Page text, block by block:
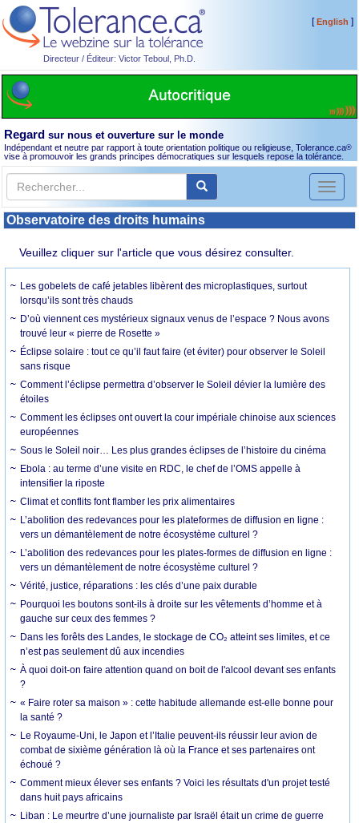
Directeur / Éditeur: Victor Teboul, Ph.D.
[English ]
Regard sur nous et ouverture sur le monde
Indépendant et neutre par rapport à toute orientation politique ou religieuse, Tolerance.ca®
vise à promouvoir les grands principes démocratiques sur lesquels repose la tolérance.
Toggle
Observatoire des droits humains
Veuillez cliquer sur l'article que vous désirez consulter.
Les gobelets de café jetables libèrent des microplastiques, surtout
lorsqu’ils sont très chauds
D’où viennent ces mystérieux signaux venus de l’espace ? Nous avons
trouvé leur « pierre de Rosette »
Éclipse solaire : tout ce qu’il faut faire (et éviter) pour observer le Soleil
sans risque
Comment l’éclipse permettra d’observer le Soleil dévier la lumière des
étoiles
Comment les éclipses ont ouvert la cour impériale chinoise aux sciences
européennes
Sous le Soleil noir… Les plus grandes éclipses de l’histoire du cinéma
Ebola : au terme d’une visite en RDC, le chef de l’OMS appelle à
intensifier la riposte
Climat et conflits font flamber les prix alimentaires
L’abolition des redevances pour les plateformes de diffusion en ligne :
vers un démantèlement de notre écosystème culturel ?
L’abolition des redevances pour les plates-formes de diffusion en ligne :
vers un démantèlement de notre écosystème culturel ?
Vérité, justice, réparations : les clés d’une paix durable
Pourquoi les boutons sont-ils à droite sur les vêtements d’homme et à
gauche sur ceux des femmes ?
Dans les forêts des Landes, le stockage de CO₂ atteint ses limites, et ce
n’est pas seulement dû aux incendies
À quoi doit-on faire attention quand on boit de l'alcool devant ses enfants
?
« Faire roter sa maison » : cette habitude allemande est-elle bonne pour
la santé ?
Le Royaume-Uni, le Japon et l’Italie peuvent-ils réussir leur avion de
combat de sixième génération là où la France et ses partenaires ont
échoué ?
Comment mieux élever ses enfants ? Voici les résultats d'un projet testé
dans huit pays africains
Liban : Le meurtre d’une journaliste par Israël était un crime de guerre